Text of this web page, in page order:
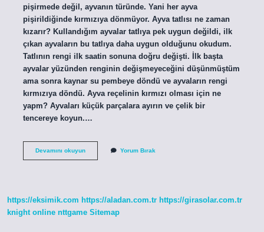
pişirmede değil, ayvanın türünde. Yani her ayva
pişirildiğinde kırmızıya dönmüyor. Ayva tatlısı ne zaman
kızarır? Kullandığım ayvalar tatlıya pek uygun değildi, ilk
çıkan ayvaların bu tatlıya daha uygun olduğunu okudum.
Tatlının rengi ilk saatin sonuna doğru değişti. İlk başta
ayvalar yüzünden renginin değişmeyeceğini düşünmüştüm
ama sonra kaynar su pembeye döndü ve ayvaların rengi
kırmızıya döndü. Ayva reçelinin kırmızı olması için ne
yapm? Ayvaları küçük parçalara ayırın ve çelik bir
tencereye koyun.…
Devamını okuyunAyva
Yorum Bırak
https://eksimik.com https://aladan.com.tr https://girasolar.com.tr
knight online nttgame Sitemap